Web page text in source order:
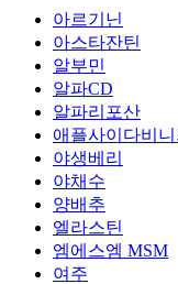
아르기닌
아스타잔틴
알부민
알파CD
알파리포산
애플사이다비니
야생베리
야채수
양배추
엘라스틴
엠에스엠 MSM
여주